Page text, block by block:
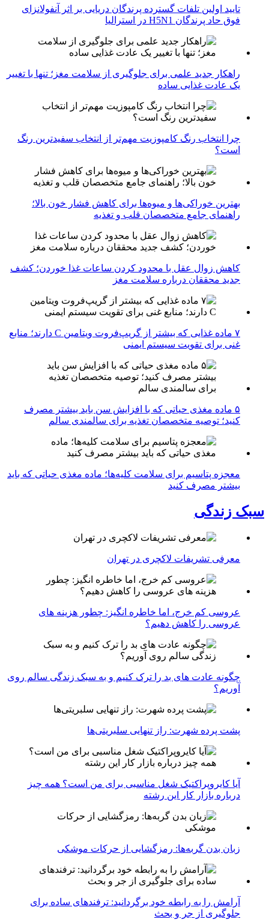
تایید اولین تلفات گسترده پرندگان دریایی بر اثر آنفولانزای
فوق حاد پرندگان H5N1 در استرالیا
راهکار جدید علمی برای جلوگیری از سلامت مغز؛ تنها با تغییر
یک عادت غذایی ساده
چرا انتخاب رنگ کامپوزیت مهم‌تر از انتخاب سفیدترین رنگ
است؟
بهترین خوراکی‌ها و میوه‌ها برای کاهش فشار خون بالا؛
راهنمای جامع متخصصان قلب و تغذیه
کاهش زوال عقل با محدود کردن ساعات غذا خوردن؛ کشف
جدید محققان درباره سلامت مغز
۷ ماده غذایی که بیشتر از گریپ‌فروت ویتامین C دارند؛ منابع
غنی برای تقویت سیستم ایمنی
۵ ماده مغذی حیاتی که با افزایش سن باید بیشتر مصرف
کنید؛ توصیه متخصصان تغذیه برای سالمندی سالم
معجزه پتاسیم برای سلامت کلیه‌ها؛ ماده مغذی حیاتی که باید
بیشتر مصرف کنید
سبک زندگی
معرفی تشریفات لاکچری در تهران
عروسی کم خرج، اما خاطره انگیز: چطور هزینه های
عروسی را کاهش دهیم؟
چگونه عادت‌ های بد را ترک کنیم و به سبک زندگی سالم روی
آوریم؟
پشت پرده شهرت: راز تنهایی سلبریتی‌ها
آیا کایروپراکتیک شغل مناسبی برای من است؟ همه چیز
درباره بازار کار این رشته
زبان بدن گربه‌ها: رمزگشایی از حرکات موشکی
آرامش را به رابطه خود برگردانید: ترفندهای ساده برای
جلوگیری از جر و بحث